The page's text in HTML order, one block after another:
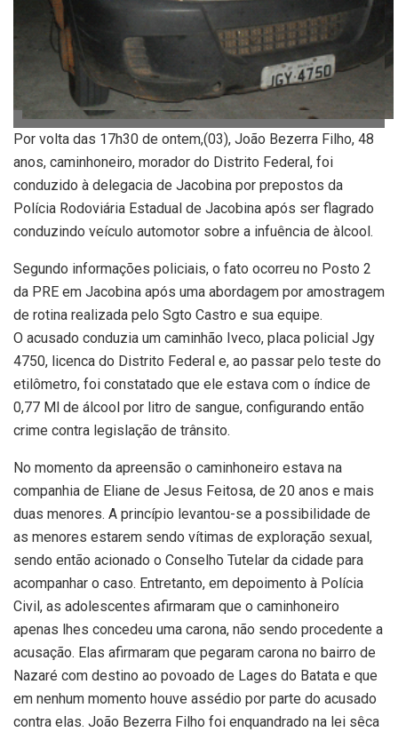
Por volta das 17h30 de ontem,(03), João Bezerra Filho, 48
anos, caminhoneiro, morador do Distrito Federal, foi
conduzido à delegacia de Jacobina por prepostos da
Polícia Rodoviária Estadual de Jacobina após ser flagrado
conduzindo veículo automotor sobre a infuência de àlcool.
Segundo informações policiais, o fato ocorreu no Posto 2
da PRE em Jacobina após uma abordagem por amostragem
de rotina realizada pelo Sgto Castro e sua equipe.
O acusado conduzia um caminhão Iveco, placa policial Jgy
4750, licenca do Distrito Federal e, ao passar pelo teste do
etilômetro, foi constatado que ele estava com o índice de
0,77 Ml de álcool por litro de sangue, configurando então
crime contra legislação de trânsito.
No momento da apreensão o caminhoneiro estava na
companhia de Eliane de Jesus Feitosa, de 20 anos e mais
duas menores. A princípio levantou-se a possibilidade de
as menores estarem sendo vítimas de exploração sexual,
sendo então acionado o Conselho Tutelar da cidade para
acompanhar o caso. Entretanto, em depoimento à Polícia
Civil, as adolescentes afirmaram que o caminhoneiro
apenas lhes concedeu uma carona, não sendo procedente a
acusação. Elas afirmaram que pegaram carona no bairro de
Nazaré com destino ao povoado de Lages do Batata e que
em nenhum momento houve assédio por parte do acusado
contra elas. João Bezerra Filho foi enquandrado na lei sêca